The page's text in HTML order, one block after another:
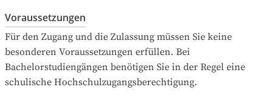
Voraussetzungen
Für den Zugang und die Zulassung müssen Sie keine
besonderen Voraussetzungen erfüllen. Bei
Bachelorstudiengängen benötigen Sie in der Regel eine
schulische Hochschulzugangsberechtigung.